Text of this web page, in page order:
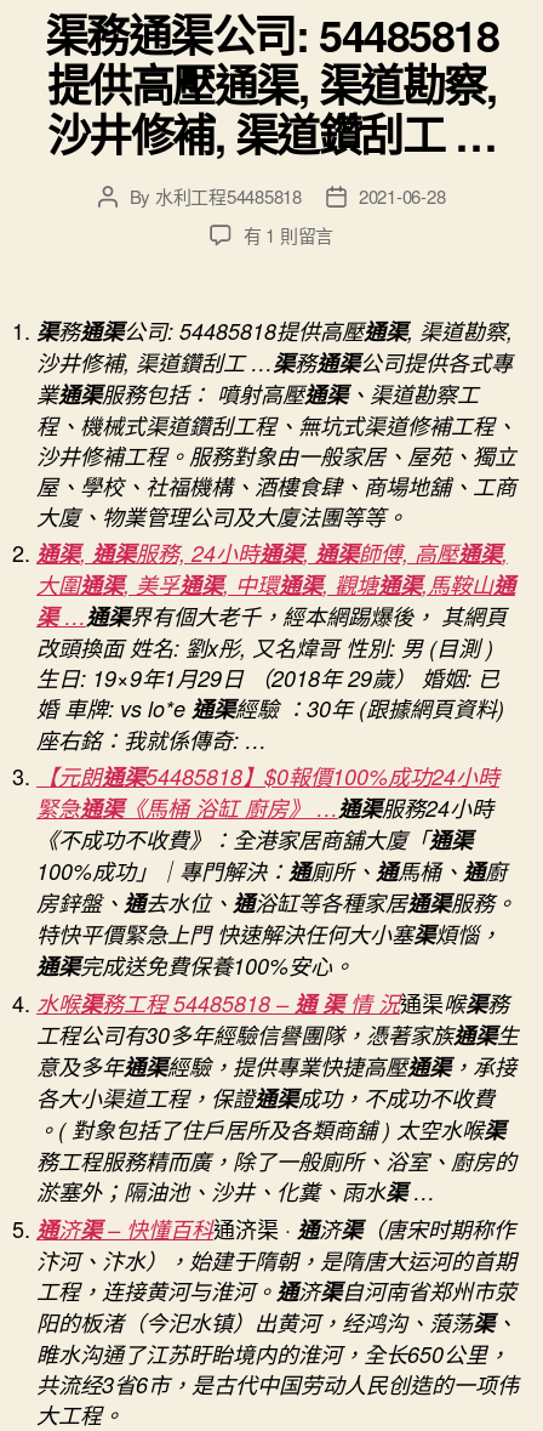
渠務通渠公司: 54485818
提供高壓通渠, 渠道勘察,
沙井修補, 渠道鑽刮工 …
PostBy 水利工程54485818
Post2021-06-28
在
渠
公
司:
54485818
提
供
高
壓
通
渠,
渠
道
勘
察,
沙
井
修
補,
渠
道
鑽
刮
工
…〉
中
有 1 則留言
渠務通渠公司: 54485818提供高壓通渠, 渠道勘察,
沙井修補, 渠道鑽刮工 …渠務通渠公司提供各式專
業通渠服務包括： 噴射高壓通渠、渠道勘察工
程、機械式渠道鑽刮工程、無坑式渠道修補工程、
沙井修補工程。服務對象由一般家居、屋苑、獨立
屋、學校、社福機構、酒樓食肆、商場地舖、工商
大廈、物業管理公司及大廈法團等等。
通渠, 通渠服務, 24小時通渠, 通渠師傅, 高壓通渠,
大圍通渠, 美孚通渠, 中環通渠, 觀塘通渠,馬鞍山通
渠…通渠界有個大老千，經本網踢爆後， 其網頁
改頭換面 姓名: 劉x彤, 又名煒哥 性別: 男 (目測 )
生日: 19×9年1月29日 （2018年 29歲） 婚姻: 已
婚 車牌: vs lo*e 通渠經驗 ：30年 (跟據網頁資料)
座右銘：我就係傳奇: …
【元朗通渠54485818】$0報價100%成功24小時
緊急通渠《馬桶 浴缸 廚房》 …通渠服務24小時
《不成功不收費》：全港家居商舖大廈「通渠
100%成功」｜專門解決： 通廁所、 通馬桶、 通廚
房鋅盤、 通去水位、 通浴缸等各種家居通渠服務。
特快平價緊急上門 快速解決任何大小塞渠煩惱，
通渠完成送免費保養100%安心。
水喉渠務工程 54485818 –通 渠情 況通渠喉渠務
工程公司有30多年經驗信譽團隊，憑著家族通渠生
意及多年通渠經驗，提供專業快捷高壓通渠，承接
各大小渠道工程，保證通渠成功，不成功不收費
。( 對象包括了住戶居所及各類商舖 ) 太空水喉渠
務工程服務精而廣，除了一般廁所、浴室、廚房的
淤塞外；隔油池、沙井、化糞、雨水渠…
通济渠– 快懂百科通济渠 · 通济渠（唐宋时期称作
汴河、汴水），始建于隋朝，是隋唐大运河的首期
工程，连接黄河与淮河。通济渠自河南省郑州市荥
阳的板渚（今汜水镇）出黄河，经鸿沟、蒗荡渠、
睢水沟通了江苏盱眙境内的淮河，全长650公里，
共流经3省6市，是古代中国劳动人民创造的一项伟
大工程。